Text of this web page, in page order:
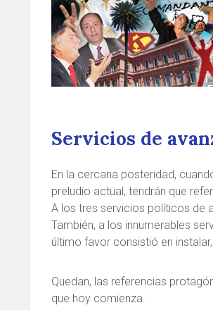
Servicios de
En la cercana posteridad,
preludio actual, tendrán que
A los tres servicios políticos de
También, a los innumerables
último favor consistió en
Quedan, las referencias
que hoy comienza.